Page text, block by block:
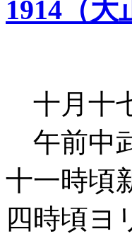
1914（大
十月十
午前中
十一時
四時頃ヨ